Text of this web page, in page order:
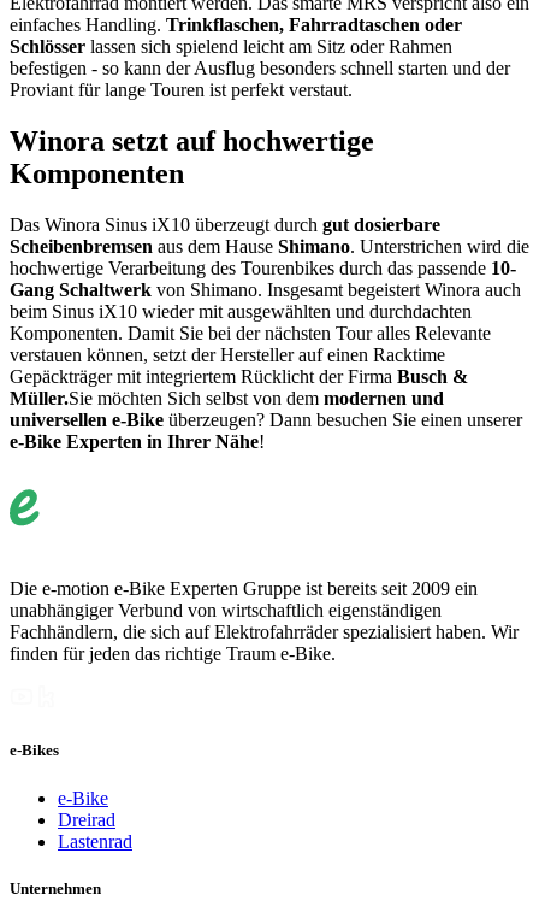
einfaches Handling. Trinkflaschen, Fahrradtaschen oder
Schlösser lassen sich spielend leicht am Sitz oder Rahmen
befestigen - so kann der Ausflug besonders schnell starten und der
Proviant für lange Touren ist perfekt verstaut.
Winora setzt auf hochwertige
Komponenten
Das Winora Sinus iX10 überzeugt durch gut dosierbare
Scheibenbremsen aus dem Hause Shimano. Unterstrichen wird die
hochwertige Verarbeitung des Tourenbikes durch das passende 10-
Gang Schaltwerk von Shimano. Insgesamt begeistert Winora auch
beim Sinus iX10 wieder mit ausgewählten und durchdachten
Komponenten. Damit Sie bei der nächsten Tour alles Relevante
verstauen können, setzt der Hersteller auf einen Racktime
Gepäckträger mit integriertem Rücklicht der Firma Busch &
Müller.Sie möchten Sich selbst von dem modernen und
universellen e-Bike überzeugen? Dann besuchen Sie einen unserer
e-Bike Experten in Ihrer Nähe!
Die e-motion e-Bike Experten Gruppe ist bereits seit 2009 ein
unabhängiger Verbund von wirtschaftlich eigenständigen
Fachhändlern, die sich auf Elektrofahrräder spezialisiert haben. Wir
finden für jeden das richtige Traum e-Bike.
e-Bikes
e-Bike
Dreirad
Lastenrad
Unternehmen